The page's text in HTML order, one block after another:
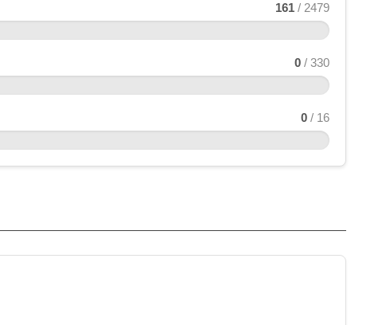
161 / 2479
0 / 330
0 / 16